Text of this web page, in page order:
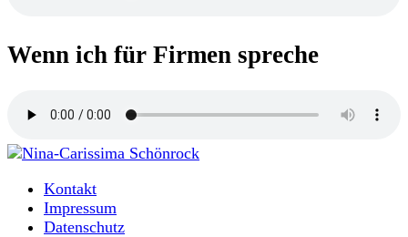
Wenn ich für Firmen spreche
Nina-Carissima Schönrock
Moderatorin und Sprecherin
Kontakt
Impressum
Datenschutz